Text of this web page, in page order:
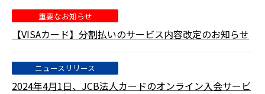
重要なお知らせ
【VISAカード】分割払いのサービス内容改定のお知らせ
ニュースリリース
2024年4月1日、JCB法人カードのオンライン入会サービ